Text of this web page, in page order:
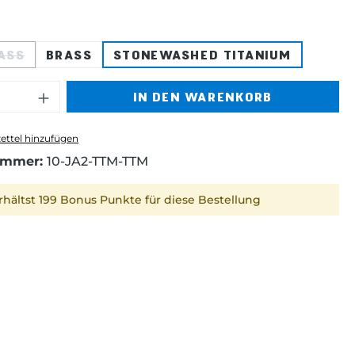
OPTION IST ZURZEIT NICHT VERFÜGBAR.)
BRASS STONEWASHED TITANIUM
Anzahl: Gib den gewünschten
IN DEN WARENKORB
hinzufügen
10-JA2-TTM-TTM
199 Bonus Punkte für diese Bestellung